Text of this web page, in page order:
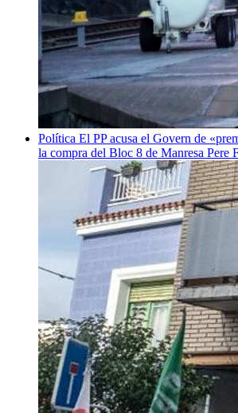
Política El PP acusa el Govern de
la compra del Bloc 8 de Manresa Pere